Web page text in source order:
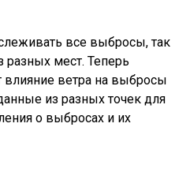
все выбросы, так
разных мест. Теперь
ветра на выбросы
из разных точек для
о выбросах и их